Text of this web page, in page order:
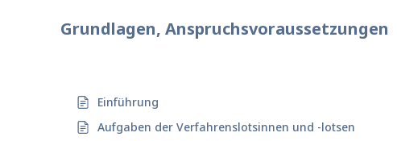
Grundlagen, Anspruchsvoraussetzungen
Einführung
Aufgaben der Verfahrenslotsinnen und -lotsen